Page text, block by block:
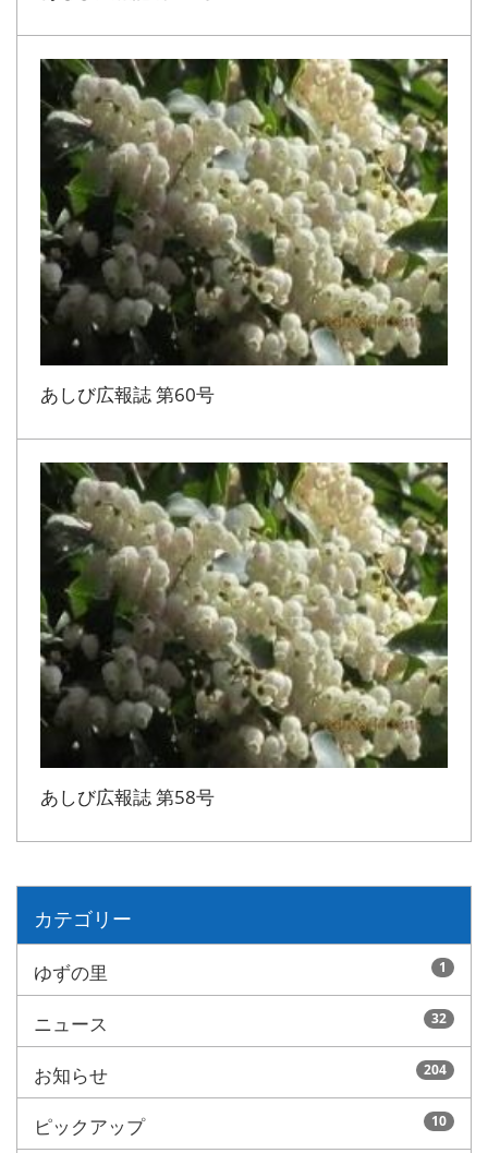
あしび広報誌 第60号
あしび広報誌 第58号
カテゴリー
ゆずの里 1
ニュース 32
お知らせ 204
ピックアップ 10